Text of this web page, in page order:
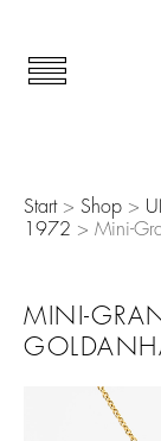
Start> Shop >
1972 > Mini-
MINI-